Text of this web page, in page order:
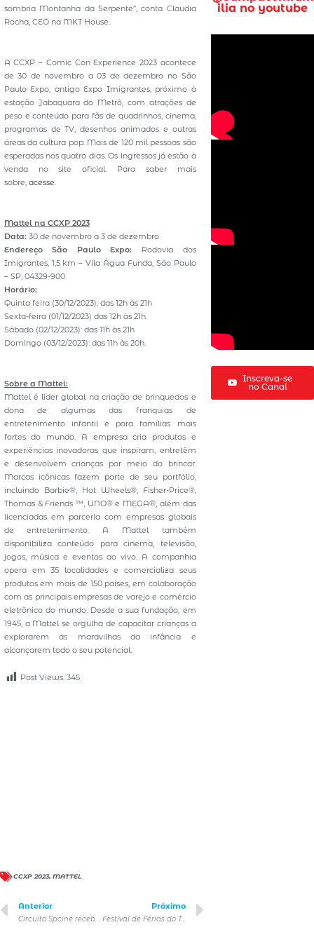
sombria Montanha da Serpente”, conta Claudia
Rocha, CEO na MKT House.
A CCXP – Comic Con Experience 2023 acontece
de 30 de novembro a 03 de dezembro no São
Paulo Expo, antigo Expo Imigrantes, próximo à
estação Jabaquara do Metrô, com atrações de
peso e conteúdo para fãs de quadrinhos, cinema,
programas de TV, desenhos animados e outras
áreas da cultura pop. Mais de 120 mil pessoas são
esperadas nos quatro dias. Os ingressos já estão à
venda no site oficial. Para saber mais
sobre, acesse.
Mattel na CCXP 2023
Data: 30 de novembro a 3 de dezembro
Endereço São Paulo Expo: Rodovia dos
Imigrantes, 1,5 km – Vila Água Funda, São Paulo
– SP, 04329-900.
Horário:
Quinta feira (30/12/2023): das 12h às 21h
Sexta-feira (01/12/2023) das 12h às 21h
Sábado (02/12/2023): das 11h às 21h
Domingo (03/12/2023): das 11h às 20h.
Sobre a Mattel:
Mattel é líder global na criação de brinquedos e
dona de algumas das franquias de
entretenimento infantil e para famílias mais
fortes do mundo. A empresa cria produtos e
experiências inovadoras que inspiram, entretêm
e desenvolvem crianças por meio do brincar.
Marcas icônicas fazem parte de seu portfólio,
incluindo Barbie®, Hot Wheels®, Fisher-Price®,
Thomas & Friends ™, UNO® e MEGA®, além das
licenciadas em parceria com empresas globais
de entretenimento. A Mattel também
disponibiliza conteúdo para cinema, televisão,
jogos, música e eventos ao vivo. A companhia
opera em 35 localidades e comercializa seus
produtos em mais de 150 países, em colaboração
com as principais empresas de varejo e comércio
eletrônico do mundo. Desde a sua fundação, em
1945, a Mattel se orgulha de capacitar crianças a
explorarem as maravilhas da infância e
alcançarem todo o seu potencial.
Post Views: 345
CCXP 2023, MATTEL
Anterior Próximo
Festival de Férias do Teatro UOL
ilia no youtube
Inscreva-se
no Canal